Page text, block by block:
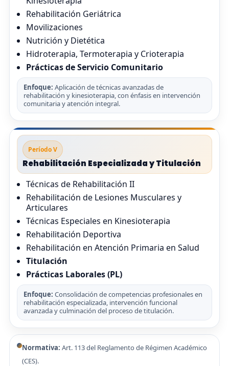
Rehabilitación Geriátrica
Movilizaciones
Nutrición y Dietética
Hidroterapia, Termoterapia y Crioterapia
Prácticas de Servicio Comunitario
Enfoque: Aplicación de técnicas avanzadas de
rehabilitación y kinesioterapia, con énfasis en intervención
comunitaria y atención integral.
Período V
Rehabilitación Especializada y Titulación
Técnicas de Rehabilitación II
Rehabilitación de Lesiones Musculares y
Articulares
Técnicas Especiales en Kinesioterapia
Rehabilitación Deportiva
Rehabilitación en Atención Primaria en Salud
Titulación
Prácticas Laborales (PL)
Enfoque: Consolidación de competencias profesionales en
rehabilitación especializada, intervención funcional
avanzada y culminación del proceso de titulación.
Normativa: Art. 113 del Reglamento de Régimen Académico
(CES).